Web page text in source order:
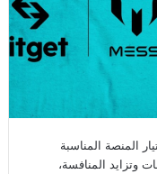
المنصة المناسبة
وتزايد المنافسة،